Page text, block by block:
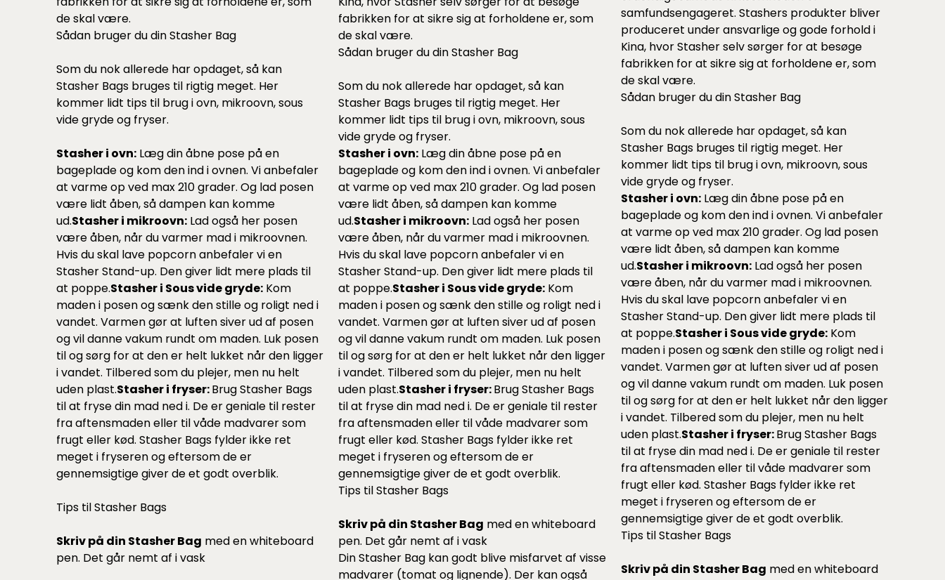
de skal være.
Sådan bruger du din Stasher Bag
Som du nok allerede har opdaget, så kan
Stasher Bags bruges til rigtig meget. Her
kommer lidt tips til brug i ovn, mikroovn, sous
vide gryde og fryser.
Stasher i ovn: Læg din åbne pose på en
bageplade og kom den ind i ovnen. Vi anbefaler
at varme op ved max 210 grader. Og lad posen
være lidt åben, så dampen kan komme
ud.Stasher i mikroovn: Lad også her posen
være åben, når du varmer mad i mikroovnen.
Hvis du skal lave popcorn anbefaler vi en
Stasher Stand-up. Den giver lidt mere plads til
at poppe.Stasher i Sous vide gryde: Kom
maden i posen og sænk den stille og roligt ned i
vandet. Varmen gør at luften siver ud af posen
og vil danne vakum rundt om maden. Luk posen
til og sørg for at den er helt lukket når den ligger
i vandet. Tilbered som du plejer, men nu helt
uden plast.Stasher i fryser:Brug Stasher Bags
til at fryse din mad ned i. De er geniale til rester
fra aftensmaden eller til våde madvarer som
frugt eller kød. Stasher Bags fylder ikke ret
meget i fryseren og eftersom de er
gennemsigtige giver de et godt overblik.
Tips til Stasher Bags
Skriv på din Stasher Bag med en whiteboard
pen. Det går nemt af i vask
fabrikken for at sikre sig at forholdene er, som
de skal være.
Sådan bruger du din Stasher Bag
Som du nok allerede har opdaget, så kan
Stasher Bags bruges til rigtig meget. Her
kommer lidt tips til brug i ovn, mikroovn, sous
vide gryde og fryser.
Stasher i ovn: Læg din åbne pose på en
bageplade og kom den ind i ovnen. Vi anbefaler
at varme op ved max 210 grader. Og lad posen
være lidt åben, så dampen kan komme
ud.Stasher i mikroovn: Lad også her posen
være åben, når du varmer mad i mikroovnen.
Hvis du skal lave popcorn anbefaler vi en
Stasher Stand-up. Den giver lidt mere plads til
at poppe.Stasher i Sous vide gryde: Kom
maden i posen og sænk den stille og roligt ned i
vandet. Varmen gør at luften siver ud af posen
og vil danne vakum rundt om maden. Luk posen
til og sørg for at den er helt lukket når den ligger
i vandet. Tilbered som du plejer, men nu helt
uden plast.Stasher i fryser:Brug Stasher Bags
til at fryse din mad ned i. De er geniale til rester
fra aftensmaden eller til våde madvarer som
frugt eller kød. Stasher Bags fylder ikke ret
meget i fryseren og eftersom de er
gennemsigtige giver de et godt overblik.
Tips til Stasher Bags
Skriv på din Stasher Bag med en whiteboard
pen. Det går nemt af i vask
Din Stasher Bag kan godt blive misfarvet af visse
madvarer (tomat og lignende). Der kan også
samfundsengageret. Stashers produkter bliver
produceret under ansvarlige og gode forhold i
Kina, hvor Stasher selv sørger for at besøge
fabrikken for at sikre sig at forholdene er, som
de skal være.
Sådan bruger du din Stasher Bag
Som du nok allerede har opdaget, så kan
Stasher Bags bruges til rigtig meget. Her
kommer lidt tips til brug i ovn, mikroovn, sous
vide gryde og fryser.
Stasher i ovn:Læg din åbne pose på en
bageplade og kom den ind i ovnen. Vi anbefaler
at varme op ved max 210 grader. Og lad posen
være lidt åben, så dampen kan komme
ud.Stasher i mikroovn:Lad også her posen
være åben, når du varmer mad i mikroovnen.
Hvis du skal lave popcorn anbefaler vi en
Stasher Stand-up. Den giver lidt mere plads til
at poppe.Stasher i Sous vide gryde:Kom
maden i posen og sænk den stille og roligt ned i
vandet. Varmen gør at luften siver ud af posen
og vil danne vakum rundt om maden. Luk posen
til og sørg for at den er helt lukket når den ligger
i vandet. Tilbered som du plejer, men nu helt
uden plast.Stasher i fryser:Brug Stasher Bags
til at fryse din mad ned i. De er geniale til rester
fra aftensmaden eller til våde madvarer som
frugt eller kød. Stasher Bags fylder ikke ret
meget i fryseren og eftersom de er
gennemsigtige giver de et godt overblik.
Tips til Stasher Bags
Skriv på din Stasher Bag med en whiteboard